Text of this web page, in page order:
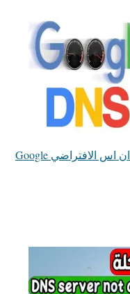
تسريع الإنترنت من خلال تغيير الدي ان اس الافتراضي Google